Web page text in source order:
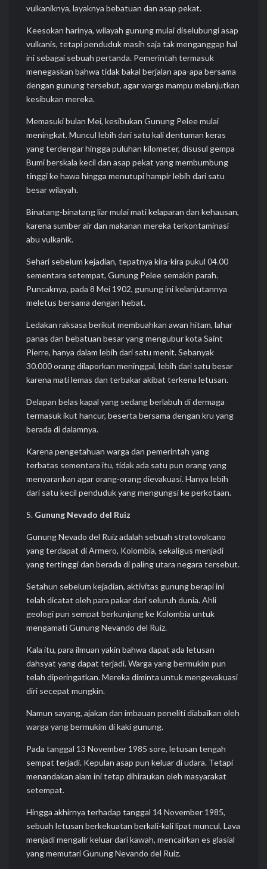
vulkaniknya, layaknya bebatuan dan asap pekat.
Keesokan harinya, wilayah gunung mulai diselubungi asap
vulkanis, tetapi penduduk masih saja tak menganggap hal
ini sebagai sebuah pertanda. Pemerintah termasuk
menegaskan bahwa tidak bakal berjalan apa-apa bersama
dengan gunung tersebut, agar warga mampu melanjutkan
kesibukan mereka.
Memasuki bulan Mei, kesibukan Gunung Pelee mulai
meningkat. Muncul lebih dari satu kali dentuman keras
yang terdengar hingga puluhan kilometer, disusul gempa
Bumi berskala kecil dan asap pekat yang membumbung
tinggi ke hawa hingga menutupi hampir lebih dari satu
besar wilayah.
Binatang-binatang liar mulai mati kelaparan dan kehausan,
karena sumber air dan makanan mereka terkontaminasi
abu vulkanik.
Sehari sebelum kejadian, tepatnya kira-kira pukul 04.00
sementara setempat, Gunung Pelee semakin parah.
Puncaknya, pada 8 Mei 1902, gunung ini kelanjutannya
meletus bersama dengan hebat.
Ledakan raksasa berikut membuahkan awan hitam, lahar
panas dan bebatuan besar yang mengubur kota Saint
Pierre, hanya dalam lebih dari satu menit. Sebanyak
30.000 orang dilaporkan meninggal, lebih dari satu besar
karena mati lemas dan terbakar akibat terkena letusan.
Delapan belas kapal yang sedang berlabuh di dermaga
termasuk ikut hancur, beserta bersama dengan kru yang
berada di dalamnya.
Karena pengetahuan warga dan pemerintah yang
terbatas sementara itu, tidak ada satu pun orang yang
menyarankan agar orang-orang dievakuasi. Hanya lebih
dari satu kecil penduduk yang mengungsi ke perkotaan.
5. Gunung Nevado del Ruiz
Gunung Nevado del Ruiz adalah sebuah stratovolcano
yang terdapat di Armero, Kolombia, sekaligus menjadi
yang tertinggi dan berada di paling utara negara tersebut.
Setahun sebelum kejadian, aktivitas gunung berapi ini
telah dicatat oleh para pakar dari seluruh dunia. Ahli
geologi pun sempat berkunjung ke Kolombia untuk
mengamati Gunung Nevando del Ruiz.
Kala itu, para ilmuan yakin bahwa dapat ada letusan
dahsyat yang dapat terjadi. Warga yang bermukim pun
telah diperingatkan. Mereka diminta untuk mengevakuasi
diri secepat mungkin.
Namun sayang, ajakan dan imbauan peneliti diabaikan oleh
warga yang bermukim di kaki gunung.
Pada tanggal 13 November 1985 sore, letusan tengah
sempat terjadi. Kepulan asap pun keluar di udara. Tetapi
menandakan alam ini tetap dihiraukan oleh masyarakat
setempat.
Hingga akhirnya terhadap tanggal 14 November 1985,
sebuah letusan berkekuatan berkali-kali lipat muncul. Lava
menjadi mengalir keluar dari kawah, mencairkan es glasial
yang memutari Gunung Nevando del Ruiz.